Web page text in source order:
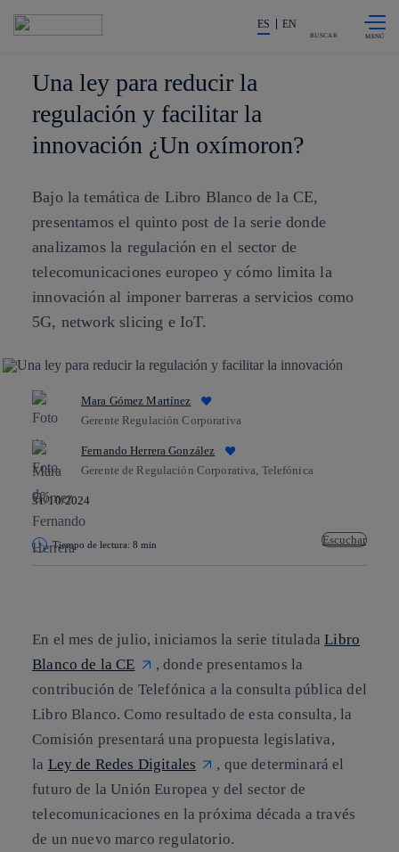
La acción en accionistas e
ES EN
BUSCAR
Una ley para reducir la
regulación y facilitar la
innovación ¿Un oxímoron?
Bajo la temática de Libro Blanco de la CE,
presentamos el quinto post de la serie donde
analizamos la regulación en el sector de
telecomunicaciones europeo y cómo limita la
innovación al imponer barreras a servicios como
5G, network slicing e IoT.
Mara Gómez Martínez
Gerente Regulación Corporativa
Fernando Herrera González
Gerente de Regulación Corporativa, Telefónica
31/10/2024
Tiempo de lectura: 8 min Escuchar
En el mes de julio, iniciamos la serie tituladaLibro
Blanco de la CE
, donde presentamos la
contribución de Telefónica a la consulta pública del
Libro Blanco. Como resultado de esta consulta, la
Comisión presentará una propuesta legislativa,
la Ley de Redes Digitales
, que determinará el
futuro de la Unión Europea y del sector de
telecomunicaciones en la próxima década a través
de un nuevo marco regulatorio.